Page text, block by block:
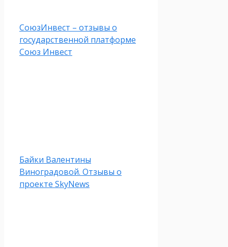
СоюзИнвест – отзывы о
государственной платформе
Союз Инвест
Байки Валентины
Виноградовой. Отзывы о
проекте SkyNews